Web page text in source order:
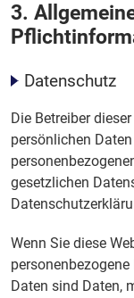
3.
Datenschutz
Die Betreiber
persönlichen
gesetzlichen
Wenn Sie diese
Daten sind Daten,